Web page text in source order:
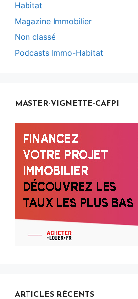
Habitat
Magazine Immobilier
Non classé
Podcasts Immo-Habitat
MASTER-VIGNETTE-CAFPI
ARTICLES RÉCENTS